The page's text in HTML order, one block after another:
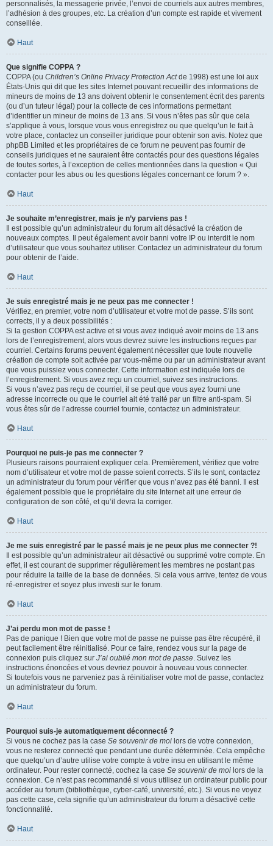
personnalisés, la messagerie privée, l’envoi de courriels aux autres membres,
l’adhésion à des groupes, etc. La création d’un compte est rapide et vivement
conseillée.
Haut
Que signifie COPPA ?
COPPA (ou Children’s Online Privacy Protection Actde 1998) est une loi aux
États-Unis qui dit que les sites Internet pouvant recueillir des informations de
mineurs de moins de 13 ans doivent obtenir le consentement écrit des parents
(ou d’un tuteur légal) pour la collecte de ces informations permettant
d’identifier un mineur de moins de 13 ans. Si vous n’êtes pas sûr que cela
s’applique à vous, lorsque vous vous enregistrez ou que quelqu’un le fait à
votre place, contactez un conseiller juridique pour obtenir son avis. Notez que
phpBB Limited et les propriétaires de ce forum ne peuvent pas fournir de
conseils juridiques et ne sauraient être contactés pour des questions légales
de toutes sortes, à l’exception de celles mentionnées dans la question « Qui
contacter pour les abus ou les questions légales concernant ce forum ? ».
Haut
Je souhaite m’enregistrer, mais je n’y parviens pas !
Il est possible qu’un administrateur du forum ait désactivé la création de
nouveaux comptes. Il peut également avoir banni votre IP ou interdit le nom
d’utilisateur que vous souhaitez utiliser. Contactez un administrateur du forum
pour obtenir de l’aide.
Haut
Je suis enregistré mais je ne peux pas me connecter !
Vérifiez, en premier, votre nom d’utilisateur et votre mot de passe. S’ils sont
corrects, il y a deux possibilités :
Si la gestion COPPA est active et si vous avez indiqué avoir moins de 13 ans
lors de l’enregistrement, alors vous devrez suivre les instructions reçues par
courriel. Certains forums peuvent également nécessiter que toute nouvelle
création de compte soit activée par vous-même ou par un administrateur avant
que vous puissiez vous connecter. Cette information est indiquée lors de
l’enregistrement. Si vous avez reçu un courriel, suivez ses instructions.
Si vous n’avez pas reçu de courriel, il se peut que vous ayez fourni une
adresse incorrecte ou que le courriel ait été traité par un filtre anti-spam. Si
vous êtes sûr de l’adresse courriel fournie, contactez un administrateur.
Haut
Pourquoi ne puis-je pas me connecter ?
Plusieurs raisons pourraient expliquer cela. Premièrement, vérifiez que votre
nom d’utilisateur et votre mot de passe soient corrects. S’ils le sont, contactez
un administrateur du forum pour vérifier que vous n’avez pas été banni. Il est
également possible que le propriétaire du site Internet ait une erreur de
configuration de son côté, et qu’il devra la corriger.
Haut
Je me suis enregistré par le passé mais je ne peux plus me connecter ?!
Il est possible qu’un administrateur ait désactivé ou supprimé votre compte. En
effet, il est courant de supprimer régulièrement les membres ne postant pas
pour réduire la taille de la base de données. Si cela vous arrive, tentez de vous
ré-enregistrer et soyez plus investi sur le forum.
Haut
J’ai perdu mon mot de passe !
Pas de panique ! Bien que votre mot de passe ne puisse pas être récupéré, il
peut facilement être réinitialisé. Pour ce faire, rendez vous sur la page de
connexion puis cliquez sur J’ai oublié mon mot de passe. Suivez les
instructions énoncées et vous devriez pouvoir à nouveau vous connecter.
Si toutefois vous ne parveniez pas à réinitialiser votre mot de passe, contactez
un administrateur du forum.
Haut
Pourquoi suis-je automatiquement déconnecté ?
Si vous ne cochez pas la case Se souvenir de moi lors de votre connexion,
vous ne resterez connecté que pendant une durée déterminée. Cela empêche
que quelqu’un d’autre utilise votre compte à votre insu en utilisant le même
ordinateur. Pour rester connecté, cochez la case Se souvenir de moi lors de la
connexion. Ce n’est pas recommandé si vous utilisez un ordinateur public pour
accéder au forum (bibliothèque, cyber-café, université, etc.). Si vous ne voyez
pas cette case, cela signifie qu’un administrateur du forum a désactivé cette
fonctionnalité.
Haut